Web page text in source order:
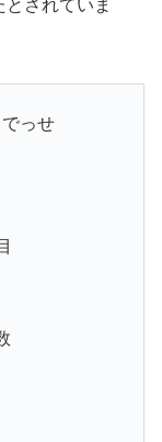
されていま
っせ